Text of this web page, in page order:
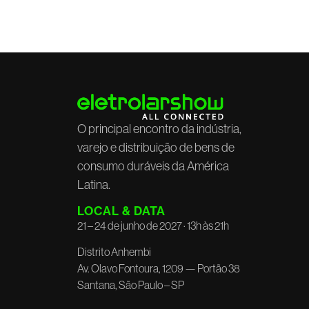
O principal encontro da indústria,
varejo e distribuição de bens de
consumo duráveis da América
Latina.
LOCAL & DATA
21 – 24 de junho de 2027 · 13h às 21h
Distrito Anhembi
Av. Olavo Fontoura, 1209 — Portão 38
Santana, São Paulo – SP